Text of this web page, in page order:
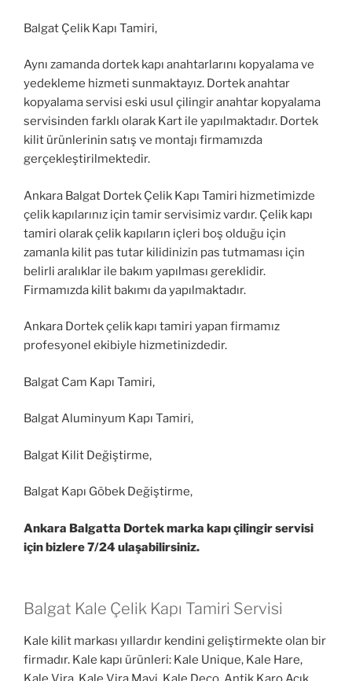
Balgat Çelik Kapı Tamiri,
Aynı zamanda dortek kapı anahtarlarını kopyalama ve
yedekleme hizmeti sunmaktayız. Dortek anahtar
kopyalama servisi eski usul çilingir anahtar kopyalama
servisinden farklı olarak Kart ile yapılmaktadır. Dortek
kilit ürünlerinin satış ve montajı firmamızda
gerçekleştirilmektedir.
Ankara Balgat Dortek Çelik Kapı Tamiri hizmetimizde
çelik kapılarınız için tamir servisimiz vardır. Çelik kapı
tamiri olarak çelik kapıların içleri boş olduğu için
zamanla kilit pas tutar kilidinizin pas tutmaması için
belirli aralıklar ile bakım yapılması gereklidir.
Firmamızda kilit bakımı da yapılmaktadır.
Ankara Dortek çelik kapı tamiri yapan firmamız
profesyonel ekibiyle hizmetinizdedir.
Balgat Cam Kapı Tamiri,
Balgat Aluminyum Kapı Tamiri,
Balgat Kilit Değiştirme,
Balgat Kapı Göbek Değiştirme,
Ankara Balgatta Dortek marka kapı çilingir servisi
için bizlere 7/24 ulaşabilirsiniz.
Balgat Kale Çelik Kapı Tamiri Servisi
Kale kilit markası yıllardır kendini geliştirmekte olan bir
firmadır. Kale kapı ürünleri: Kale Unique, Kale Hare,